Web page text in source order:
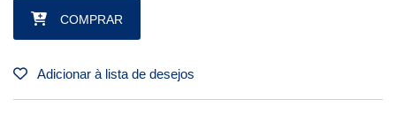
STATIC 12-24V CONVERTER PN PC-6B quantidade
COMPRAR
Adicionar à lista de desejos